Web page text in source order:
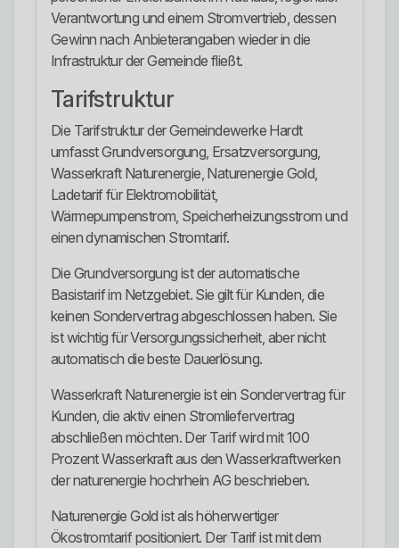
Verantwortung und einem Stromvertrieb, dessen
Gewinn nach Anbieterangaben wieder in die
Infrastruktur der Gemeinde fließt.
Tarifstruktur
Die Tarifstruktur der Gemeindewerke Hardt
umfasst Grundversorgung, Ersatzversorgung,
Wasserkraft Naturenergie, Naturenergie Gold,
Ladetarif für Elektromobilität,
Wärmepumpenstrom, Speicherheizungsstrom und
einen dynamischen Stromtarif.
Die Grundversorgung ist der automatische
Basistarif im Netzgebiet. Sie gilt für Kunden, die
keinen Sondervertrag abgeschlossen haben. Sie
ist wichtig für Versorgungssicherheit, aber nicht
automatisch die beste Dauerlösung.
Wasserkraft Naturenergie ist ein Sondervertrag für
Kunden, die aktiv einen Stromliefervertrag
abschließen möchten. Der Tarif wird mit 100
Prozent Wasserkraft aus den Wasserkraftwerken
der naturenergie hochrhein AG beschrieben.
Naturenergie Gold ist als höherwertiger
Ökostromtarif positioniert. Der Tarif ist mit dem